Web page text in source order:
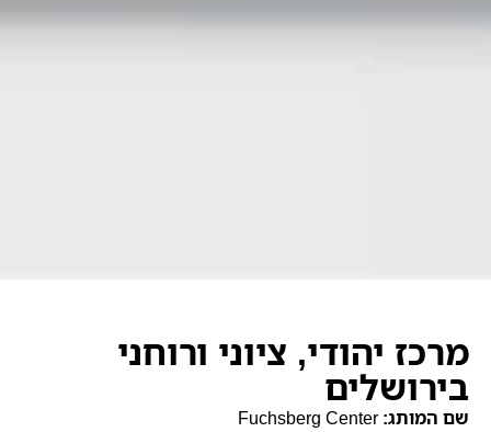
מרכז יהודי, ציוני ורוחני
בירושלים
שם המותג: Fuchsberg Center